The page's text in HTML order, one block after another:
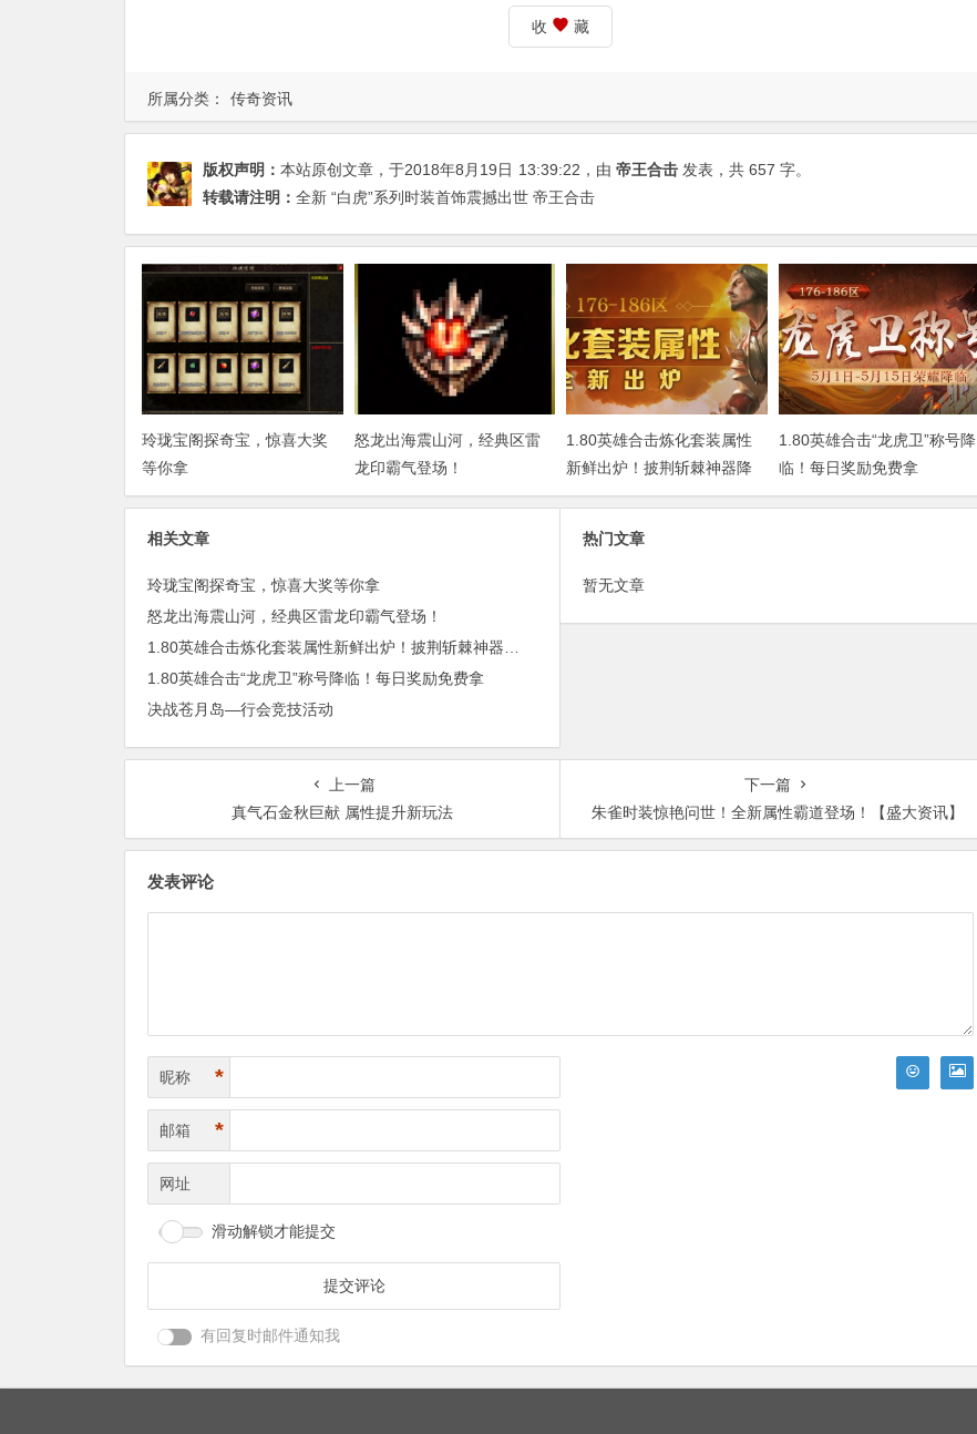
所属分类： 传奇资讯
收 藏
版权声明： 本站原创文章，于2018年8月19日 13:39:22 ，由 帝王合击 发表，共 657 字。
转载请注明： 全新 “白虎”系列时装首饰震撼出世 帝王合击
玲珑宝阁探奇宝，惊喜大奖
等你拿
怒龙出海震山河，经典区雷
龙印霸气登场！
1.80英雄合击炼化套装属性
新鲜出炉！披荆斩棘神器降
临！
1.80英雄合击“龙虎卫”称号降
临！每日奖励免费拿
相关文章
玲珑宝阁探奇宝，惊喜大奖等你拿
怒龙出海震山河，经典区雷龙印霸气登场！
1.80英雄合击“龙虎卫”称号降临！每日奖励免费拿
决战苍月岛—行会竞技活动
热门文章
暂无文章
上一篇
真气石金秋巨献 属性提升新玩法
下一篇
朱雀时装惊艳问世！全新属性霸道登场！【盛大资讯】
发表评论
昵称 *
邮箱 *
网址
滑动解锁才能提交
有回复时邮件通知我